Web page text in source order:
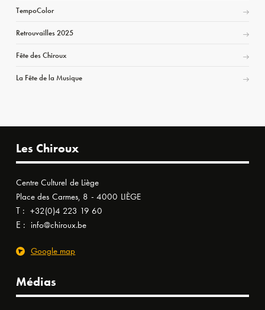
TempoColor
Retrouvailles 2025
Fête des Chiroux
La Fête de la Musique
Les Chiroux
Centre Culturel de Liège
Place des Carmes, 8 - 4000 LIÈGE
T : +32(0)4 223 19 60
E : info@chiroux.be
Google map
Médias